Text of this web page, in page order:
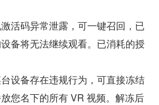
活码异常泄露，可一键召回，已
备将无法继续观看。已消耗的授
设备存在违规行为，可直接冻结
您名下的所有 VR 视频。解冻后